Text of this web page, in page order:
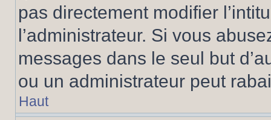
pas directement modifier
l’administrateur. Si vous
messages dans le seul but
ou un administrateur peut
Haut